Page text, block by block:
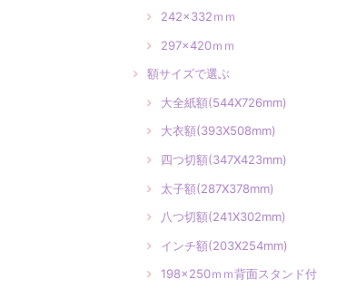
242×332ｍｍ
297×420ｍｍ
額サイズで選ぶ
大全紙額(544X726mm)
大衣額(393X508mm)
四つ切額(347X423mm)
太子額(287X378mm)
八つ切額(241X302mm)
インチ額(203X254mm)
198×250ｍｍ背面スタンド付